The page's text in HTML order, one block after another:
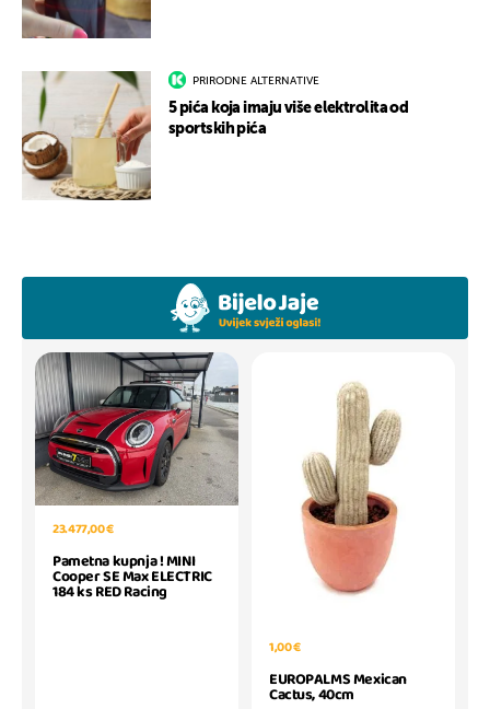
PRIRODNE ALTERNATIVE
5 pića koja imaju više elektrolita od
sportskih pića
23.477,00 €
Pametna kupnja ! MINI
Cooper SE Max ELECTRIC
184 ks RED Racing
1,00 €
EUROPALMS Mexican
Cactus, 40cm